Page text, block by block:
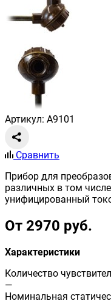
Артикул: A9101
Сравнить
Прибор для
различных в том
унифицированный
От 2970 руб.
Характеристики
Количество
—
Номинальная